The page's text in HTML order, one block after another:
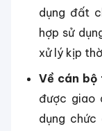
dụng đất
hợp sử
xử lý kịp
Về cán bộ
được giao
dụng chức